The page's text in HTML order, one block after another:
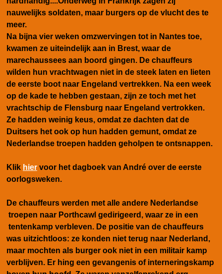
nauwelijks soldaten, maar burgers op de vlucht des te
meer.
Na bijna vier weken omzwervingen tot in Nantes toe,
kwamen ze uiteindelijk aan in Brest, waar de
marechaussees aan boord gingen. De chauffeurs
wilden hun vrachtwagen niet in de steek laten en lieten
de eerste boot naar Engeland vertrekken. Na een week
op de kade te hebben gestaan, zijn ze toch met het
vrachtschip de Flensburg naar Engeland vertrokken.
Ze hadden weinig keus, omdat ze dachten dat de
Duitsers het ook op hun hadden gemunt, omdat ze
Nederlandse troepen hadden geholpen te ontsnappen.
Klik hier voor het dagboek van André over de eerste
oorlogsweken.
De chauffeurs werden met alle andere Nederlandse
troepen naar Porthcawl gedirigeerd, waar ze in een
tentenkamp verbleven. De positie van de chauffeurs
was uitzichtloos: ze konden niet terug naar Nederland,
maar mochten als burger ook niet in een militair kamp
verblijven. Er hing een gevangenis of interneringskamp